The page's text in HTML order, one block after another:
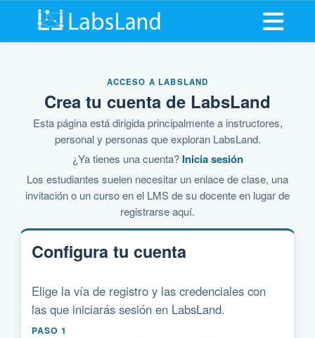
Abrir
ACCESO A LABSLAND
Crea tu cuenta de LabsLand
Esta página está dirigida principalmente a instructores,
personal y personas que exploran LabsLand.
¿Ya tienes una cuenta? Inicia sesión
Los estudiantes suelen necesitar un enlace de clase, una
invitación o un curso en el LMS de su docente en lugar de
registrarse aquí.
Configura tu cuenta
Elige la vía de registro y las credenciales con
las que iniciarás sesión en LabsLand.
PASO 1